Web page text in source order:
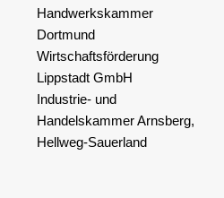
Handwerkskammer
Dortmund
Wirtschaftsförderung
Lippstadt GmbH
Industrie- und
Handelskammer Arnsberg,
Hellweg-Sauerland